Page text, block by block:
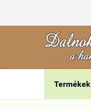
Termékek